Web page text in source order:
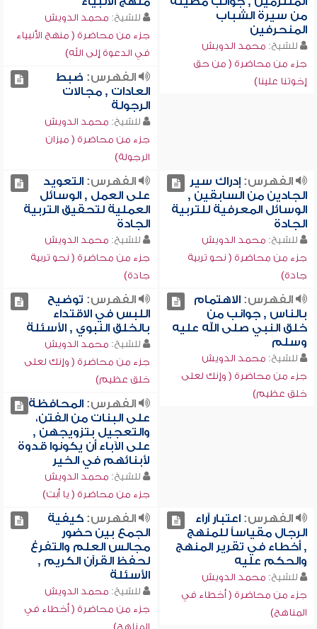
من سيرة الشباب
المنحرفين
للشيخ: محمد الدويش
جزء من محاضرة ( من حق
إخوتنا علينا)
للشيخ: محمد الدويش
جزء من محاضرة ( منهج الأنبياء
في الدعوة إلى الله)
الفهرس: ضبط
العادات , مجالات
الرجولة
للشيخ: محمد الدويش
جزء من محاضرة ( ميزان
الرجولة)
الفهرس:إدراك سير
الجادين من السابقين ,
الوسائل المعرفية للتربية
الجادة
للشيخ: محمد الدويش
جزء من محاضرة ( نحو تربية
جادة)
الفهرس:التعويد
على العمل , الوسائل
العملية لتحقيق التربية
الجادة
للشيخ: محمد الدويش
جزء من محاضرة ( نحو تربية
جادة)
الفهرس:الاهتمام
بالناس , جوانب من
خلق النبي صلى الله عليه
وسلم
للشيخ: محمد الدويش
جزء من محاضرة ( وإنك لعلى
خلق عظيم)
الفهرس: توضيح
اللبس في الاقتداء
بالخلق النبوي , الأسئلة
للشيخ: محمد الدويش
جزء من محاضرة ( وإنك لعلى
خلق عظيم)
الفهرس:المحافظة
على البنات من الفتن،
والتعجيل بتزويجهن ,
على الآباء أن يكونوا قدوة
لأبنائهم في الخير
للشيخ: محمد الدويش
جزء من محاضرة ( يا أبت)
الفهرس:اعتبار آراء
الرجال مقياساً للمنهج
, أخطاء في تقرير المنهج
والحكم عليه
للشيخ: محمد الدويش
جزء من محاضرة ( أخطاء في
المناهج)
الفهرس:كيفية
الجمع بين حضور
مجالس العلم والتفرغ
لحفظ القرآن الكريم ,
الأسئلة
للشيخ: محمد الدويش
جزء من محاضرة ( أخطاء في
المناهج)